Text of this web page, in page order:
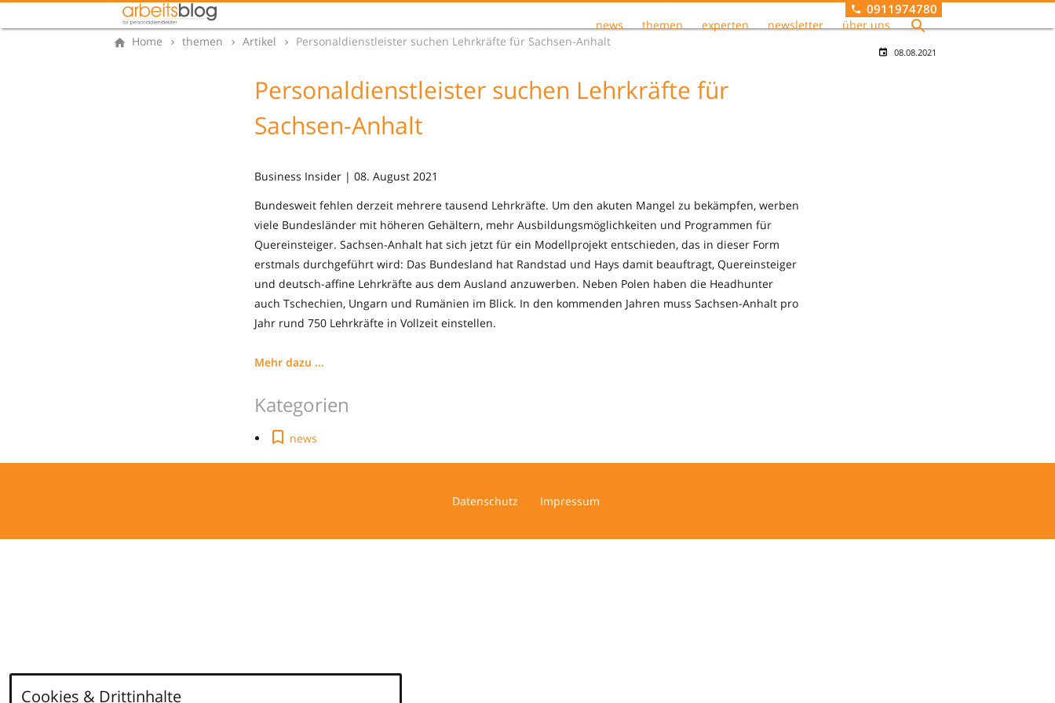
news themen experten newsletter über uns
0911974780
Home themen Artikel Personaldienstleister suchen Lehrkräfte für Sachsen-Anhalt
08.08.2021
Personaldienstleister suchen Lehrkräfte für
Sachsen-Anhalt
Business Insider | 08. August 2021
Bundesweit fehlen derzeit mehrere tausend Lehrkräfte. Um den akuten Mangel zu bekämpfen, werben
viele Bundesländer mit höheren Gehältern, mehr Ausbildungsmöglichkeiten und Programmen für
Quereinsteiger. Sachsen-Anhalt hat sich jetzt für ein Modellprojekt entschieden, das in dieser Form
erstmals durchgeführt wird: Das Bundesland hat Randstad und Hays damit beauftragt, Quereinsteiger
und deutsch-affine Lehrkräfte aus dem Ausland anzuwerben. Neben Polen haben die Headhunter
auch Tschechien, Ungarn und Rumänien im Blick. In den kommenden Jahren muss Sachsen-Anhalt pro
Jahr rund 750 Lehrkräfte in Vollzeit einstellen.
Mehr dazu ...
Kategorien
news
Datenschutz Impressum
Cookies & Drittinhalte